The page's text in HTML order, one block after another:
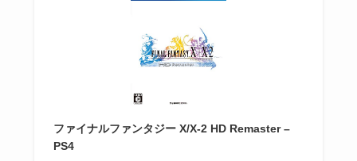
ファイナルファンタジー X/X-2 HD Remaster –
PS4